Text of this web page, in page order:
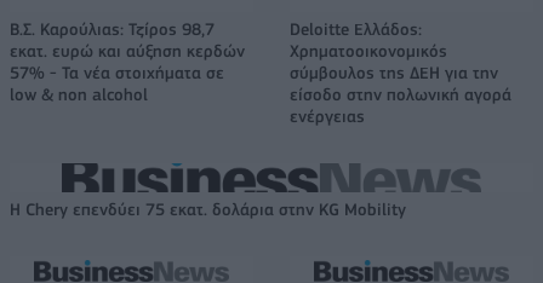
Β.Σ. Καρούλιας: Τζίρος 98,7
εκατ. ευρώ και αύξηση κερδών
57% - Τα νέα στοιχήματα σε
low & non alcohol
Deloitte Ελλάδος:
Χρηματοοικονομικός
σύμβουλος της ΔΕΗ για την
είσοδο στην πολωνική αγορά
ενέργειας
Η Chery επενδύει 75 εκατ. δολάρια στην KG Mobility